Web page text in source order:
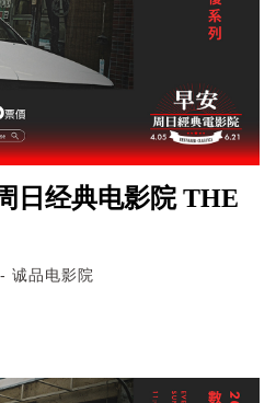
日经典电影院 THE
诚品电影院